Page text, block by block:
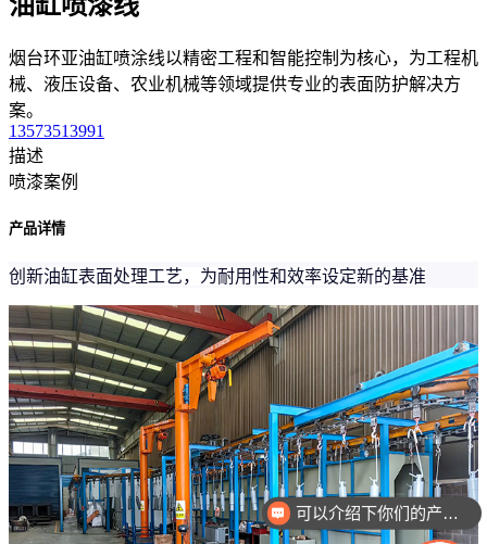
烟台环亚油缸喷涂线以精密工程和智能控制为核心，为工程机
械、液压设备、农业机械等领域提供专业的表面防护解决方
案。
13573513991
描述
喷漆案例
产品详情
创新油缸表面处理工艺，为耐用性和效率设定新的基准
可以介绍下你们的产品么
你们是怎么收费的呢